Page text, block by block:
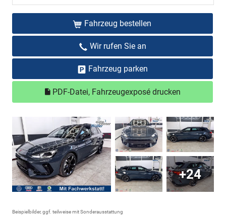
Fahrzeug bestellen
Wir rufen Sie an
Fahrzeug parken
PDF-Datei, Fahrzeugexposé drucken
+24
Beispielbilder, ggf. teilweise mit Sonderausstattung